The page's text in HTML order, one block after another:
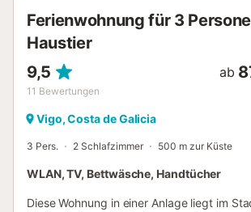
Ferienwohnung für 3
Haustier
9,5
11 Bewertungen
ab
Vigo, Costa de Galicia
3 Pers. 2 Schlafzimmer 500 m zur Küste
WLAN, TV, Bettwäsche, Handtücher
Diese Wohnung in einer Anlage liegt im